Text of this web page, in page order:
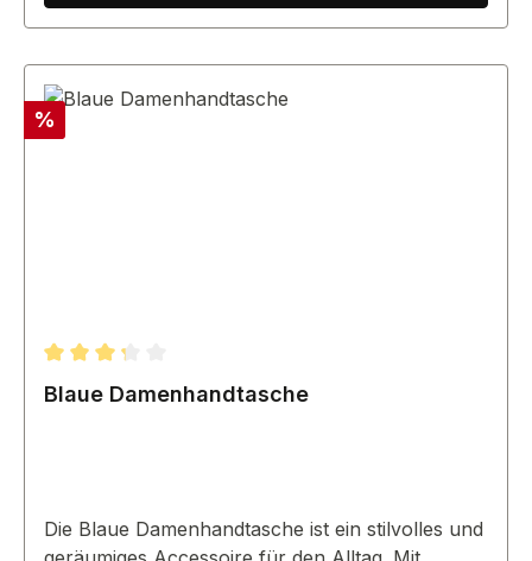
Rabatt
%
Durchschnittliche Bewertung von 3.33 von 5 Sternen
Blaue Damenhandtasche
Die Blaue Damenhandtasche ist ein stilvolles und